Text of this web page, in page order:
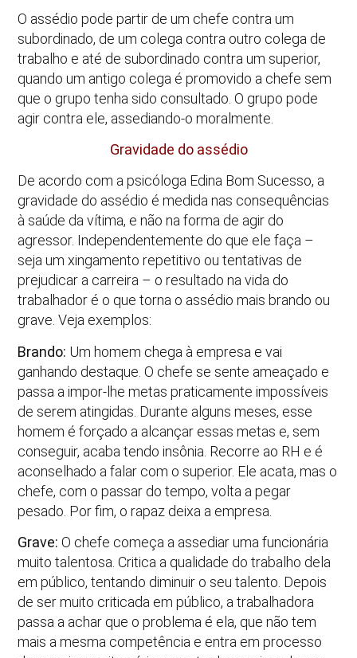
O assédio pode partir de um chefe contra um
subordinado, de um colega contra outro colega de
trabalho e até de subordinado contra um superior,
quando um antigo colega é promovido a chefe sem
que o grupo tenha sido consultado. O grupo pode
agir contra ele, assediando-o moralmente.
Gravidade do assédio
De acordo com a psicóloga Edina Bom Sucesso, a
gravidade do assédio é medida nas consequências
à saúde da vítima, e não na forma de agir do
agressor. Independentemente do que ele faça –
seja um xingamento repetitivo ou tentativas de
prejudicar a carreira – o resultado na vida do
trabalhador é o que torna o assédio mais brando ou
grave. Veja exemplos:
Brando: Um homem chega à empresa e vai
ganhando destaque. O chefe se sente ameaçado e
passa a impor-lhe metas praticamente impossíveis
de serem atingidas. Durante alguns meses, esse
homem é forçado a alcançar essas metas e, sem
conseguir, acaba tendo insônia. Recorre ao RH e é
aconselhado a falar com o superior. Ele acata, mas o
chefe, com o passar do tempo, volta a pegar
pesado. Por fim, o rapaz deixa a empresa.
Grave: O chefe começa a assediar uma funcionária
muito talentosa. Critica a qualidade do trabalho dela
em público, tentando diminuir o seu talento. Depois
de ser muito criticada em público, a trabalhadora
passa a achar que o problema é ela, que não tem
mais a mesma competência e entra em processo